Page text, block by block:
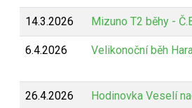
14.3.2026 Mizuno T2 běhy -
6.4.2026 Velikonoční běh
26.4.2026 Hodinovka Veselí